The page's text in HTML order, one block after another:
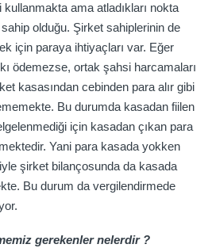
kullanmakta ama atladıkları nokta
olduğu. Şirket sahiplerinin de
için paraya ihtiyaçları var. Eğer
ödemezse, ortak şahsi harcamaları
kasasından cebinden para alır gibi
Bu durumda kasadan fiilen
için kasadan çıkan para
Yani para kasada yokken
şirket bilançosunda da kasada
Bu durum da vergilendirmede
gerekenler nelerdir ?